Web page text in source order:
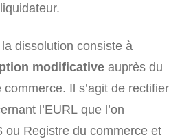
dissolution consiste à
modificative auprès du
Il s’agit de rectifier
l’EURL que l’on
ou Registre du commerce et